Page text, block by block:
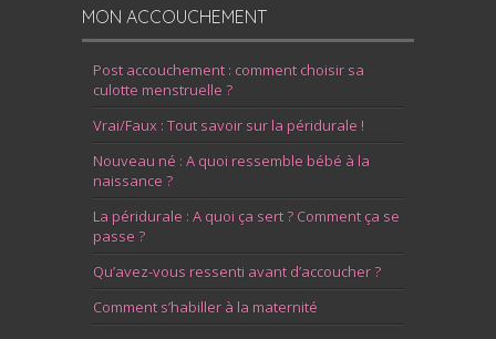
MON ACCOUCHEMENT
Post accouchement : comment choisir sa
culotte menstruelle ?
Vrai/Faux : Tout savoir sur la péridurale !
Nouveau né : A quoi ressemble bébé à la
naissance ?
La péridurale : A quoi ça sert ? Comment ça se
passe ?
Qu’avez-vous ressenti avant d’accoucher ?
Comment s’habiller à la maternité